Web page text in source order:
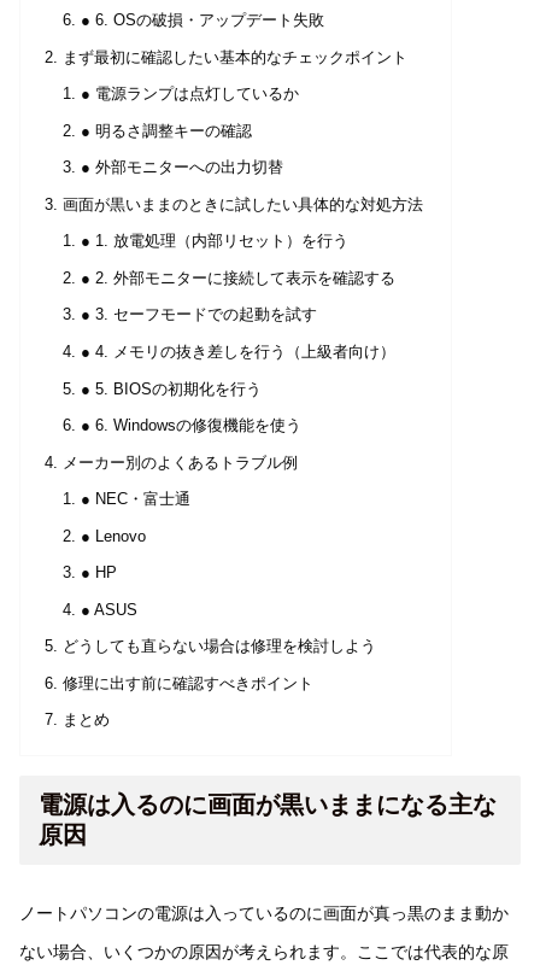
● 6. OSの破損・アップデート失敗
まず最初に確認したい基本的なチェックポイント
● 電源ランプは点灯しているか
● 明るさ調整キーの確認
● 外部モニターへの出力切替
画面が黒いままのときに試したい具体的な対処方法
● 1. 放電処理（内部リセット）を行う
● 2. 外部モニターに接続して表示を確認する
● 3. セーフモードでの起動を試す
● 4. メモリの抜き差しを行う（上級者向け）
● 5. BIOSの初期化を行う
● 6. Windowsの修復機能を使う
メーカー別のよくあるトラブル例
● NEC・富士通
● Lenovo
● HP
● ASUS
どうしても直らない場合は修理を検討しよう
修理に出す前に確認すべきポイント
まとめ
電源は入るのに画面が黒いままになる主な
原因
ノートパソコンの電源は入っているのに画面が真っ黒のまま動か
ない場合、いくつかの原因が考えられます。ここでは代表的な原